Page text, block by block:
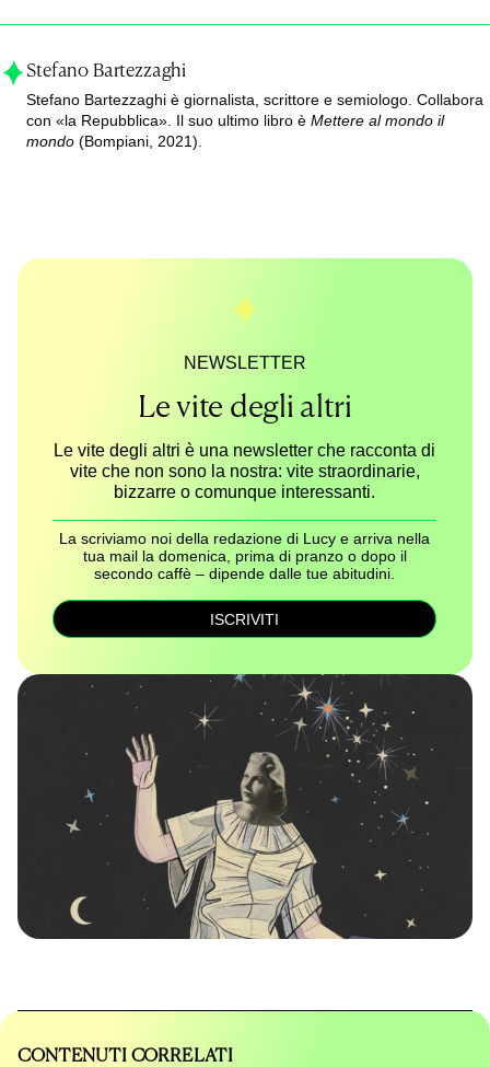
Stefano Bartezzaghi
Stefano Bartezzaghi è giornalista, scrittore e semiologo. Collabora
con«la Repubblica». Il suo ultimo libro èMettere al mondo il
mondo(Bompiani, 2021).
NEWSLETTER
Le vite degli altri
Le vite degli altri è una newsletter che racconta di
vite che non sono la nostra: vite straordinarie,
bizzarre o comunque interessanti.
La scriviamo noi della redazione di Lucy e arriva nella
tua mail la domenica, prima di pranzo o dopo il
secondo caffè – dipende dalle tue abitudini.
ISCRIVITI
CONTENUTI CORRELATI